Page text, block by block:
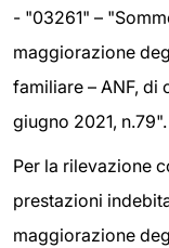
- "03261" –
maggiorazione
familiare – ANF, di
giugno 2021, n.79".
Per la rilevazione
prestazioni
maggiorazione